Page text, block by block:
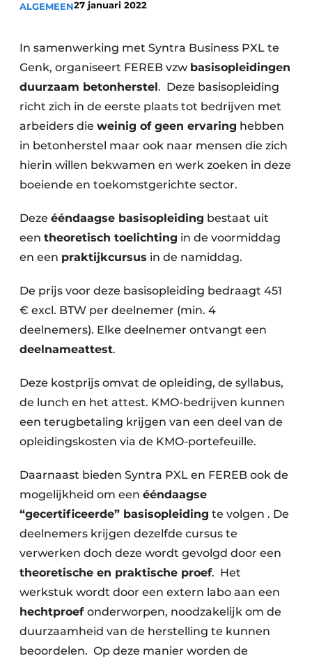
Privacy / Cookie statement
Video’s
ALGEMEEN27 januari 2022
In samenwerking met Syntra Business PXL te
Genk, organiseert FEREB vzw basisopleidingen
duurzaam betonherstel. Deze basisopleiding
richt zich in de eerste plaats tot bedrijven met
arbeiders die weinig of geen ervaring hebben
in betonherstel maar ook naar mensen die zich
hierin willen bekwamen en werk zoeken in deze
boeiende en toekomstgerichte sector.
Deze ééndaagse basisopleiding bestaat uit
een theoretisch toelichting in de voormiddag
en een praktijkcursus in de namiddag.
De prijs voor deze basisopleiding bedraagt 451
€ excl. BTW per deelnemer (min. 4
deelnemers). Elke deelnemer ontvangt een
deelnameattest.
Deze kostprijs omvat de opleiding, de syllabus,
de lunch en het attest. KMO-bedrijven kunnen
een terugbetaling krijgen van een deel van de
opleidingskosten via de KMO-portefeuille.
Daarnaast bieden Syntra PXL en FEREB ook de
mogelijkheid om een ééndaagse
“gecertificeerde” basisopleiding te volgen . De
deelnemers krijgen dezelfde cursus te
verwerken doch deze wordt gevolgd door een
theoretische en praktische proef. Het
werkstuk wordt door een extern labo aan een
hechtproef onderworpen, noodzakelijk om de
duurzaamheid van de herstelling te kunnen
beoordelen. Op deze manier worden de